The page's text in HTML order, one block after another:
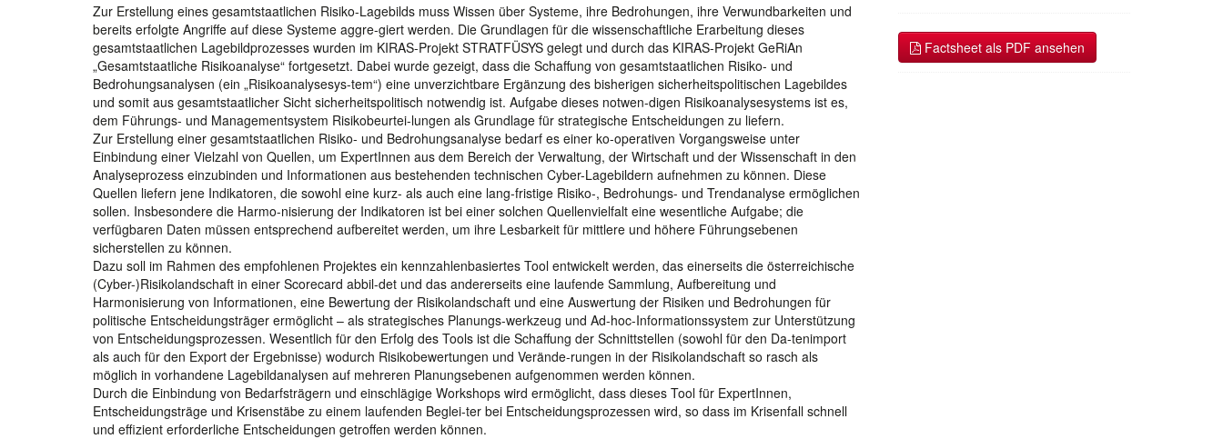
Zur Erstellung eines gesamtstaatlichen Risiko-Lagebilds muss Wissen über Systeme, ihre Bedrohungen, ihre Verwundbarkeiten und
bereits erfolgte Angriffe auf diese Systeme aggre-giert werden. Die Grundlagen für die wissenschaftliche Erarbeitung dieses
gesamtstaatlichen Lagebildprozesses wurden im KIRAS-Projekt STRATFÜSYS gelegt und durch das KIRAS-Projekt GeRiAn
„Gesamtstaatliche Risikoanalyse“ fortgesetzt. Dabei wurde gezeigt, dass die Schaffung von gesamtstaatlichen Risiko- und
Bedrohungsanalysen (ein „Risikoanalysesys-tem“) eine unverzichtbare Ergänzung des bisherigen sicherheitspolitischen Lagebildes
und somit aus gesamtstaatlicher Sicht sicherheitspolitisch notwendig ist. Aufgabe dieses notwen-digen Risikoanalysesystems ist es,
dem Führungs- und Managementsystem Risikobeurtei-lungen als Grundlage für strategische Entscheidungen zu liefern.
Zur Erstellung einer gesamtstaatlichen Risiko- und Bedrohungsanalyse bedarf es einer ko-operativen Vorgangsweise unter
Einbindung einer Vielzahl von Quellen, um ExpertInnen aus dem Bereich der Verwaltung, der Wirtschaft und der Wissenschaft in den
Analyseprozess einzubinden und Informationen aus bestehenden technischen Cyber-Lagebildern aufnehmen zu können. Diese
Quellen liefern jene Indikatoren, die sowohl eine kurz- als auch eine lang-fristige Risiko-, Bedrohungs- und Trendanalyse ermöglichen
sollen. Insbesondere die Harmo-nisierung der Indikatoren ist bei einer solchen Quellenvielfalt eine wesentliche Aufgabe; die
verfügbaren Daten müssen entsprechend aufbereitet werden, um ihre Lesbarkeit für mittlere und höhere Führungsebenen
sicherstellen zu können.
Dazu soll im Rahmen des empfohlenen Projektes ein kennzahlenbasiertes Tool entwickelt werden, das einerseits die österreichische
(Cyber-)Risikolandschaft in einer Scorecard abbil-det und das andererseits eine laufende Sammlung, Aufbereitung und
Harmonisierung von Informationen, eine Bewertung der Risikolandschaft und eine Auswertung der Risiken und Bedrohungen für
politische Entscheidungsträger ermöglicht – als strategisches Planungs-werkzeug und Ad-hoc-Informationssystem zur Unterstützung
von Entscheidungsprozessen. Wesentlich für den Erfolg des Tools ist die Schaffung der Schnittstellen (sowohl für den Da-tenimport
als auch für den Export der Ergebnisse) wodurch Risikobewertungen und Verände-rungen in der Risikolandschaft so rasch als
möglich in vorhandene Lagebildanalysen auf mehreren Planungsebenen aufgenommen werden können.
Durch die Einbindung von Bedarfsträgern und einschlägige Workshops wird ermöglicht, dass dieses Tool für ExpertInnen,
Entscheidungsträge und Krisenstäbe zu einem laufenden Beglei-ter bei Entscheidungsprozessen wird, so dass im Krisenfall schnell
und effizient erforderliche Entscheidungen getroffen werden können.
Factsheet als PDF ansehen